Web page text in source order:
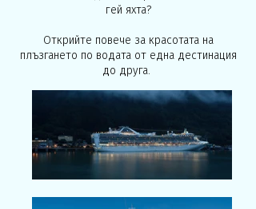
гей яхта?
Открийте повече за красотата на
плъзгането по водата от една дестинация
до друга.